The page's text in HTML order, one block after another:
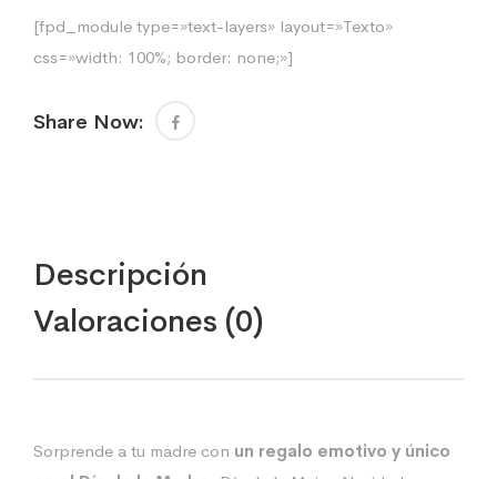
[fpd_module type=»text-layers» layout=»Texto»
css=»width: 100%; border: none;»]
Share Now:
Descripción
Valoraciones (0)
Sorprende a tu madre con un regalo emotivo y único